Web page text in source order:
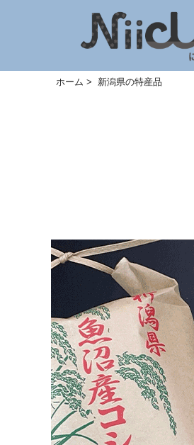
ホーム 新潟県の特産品